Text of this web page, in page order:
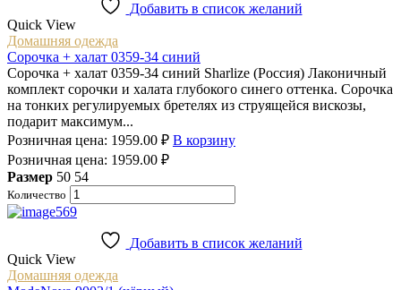
Добавить в список желаний
Quick View
Домашняя одежда
Сорочка + халат 0359-34 синий
Сорочка + халат 0359-34 синий Sharlize (Россия) Лаконичный
комплект сорочки и халата глубокого синего оттенка. Сорочка
на тонких регулируемых бретелях из струящейся вискозы,
подарит максимум...
Розничная цена: 1959.00 ₽ В корзину
Розничная цена: 1959.00 ₽
Размер 50 54
Количество
Добавить в список желаний
Quick View
Домашняя одежда